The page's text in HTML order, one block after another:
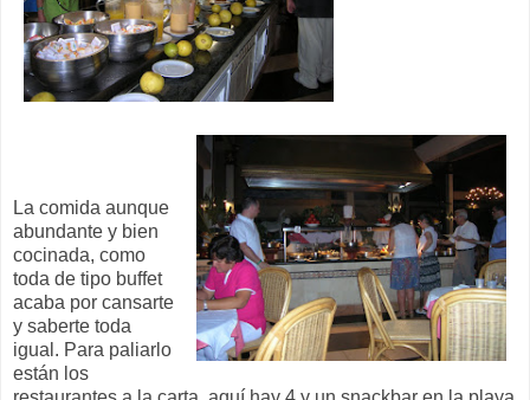
La comida aunque
abundante y bien
cocinada, como
toda de tipo buffet
acaba por cansarte
y saberte toda
igual. Para paliarlo
están los